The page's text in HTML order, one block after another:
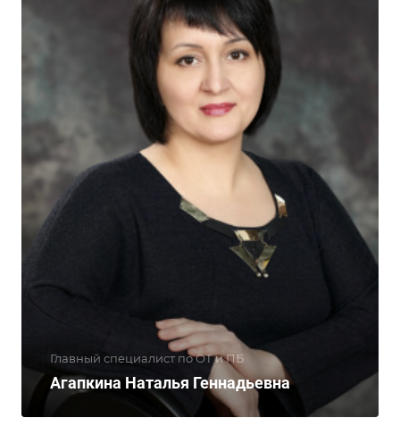
Главный специалист по ОТ и ПБ
Агапкина Наталья Геннадьевна